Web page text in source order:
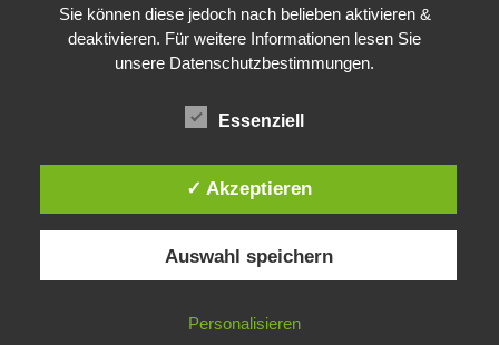
Sie können diese jedoch nach belieben aktivieren &
deaktivieren. Für weitere Informationen lesen Sie
unsere Datenschutzbestimmungen.
Essenziell
✓ Akzeptieren
Auswahl speichern
Personalisieren